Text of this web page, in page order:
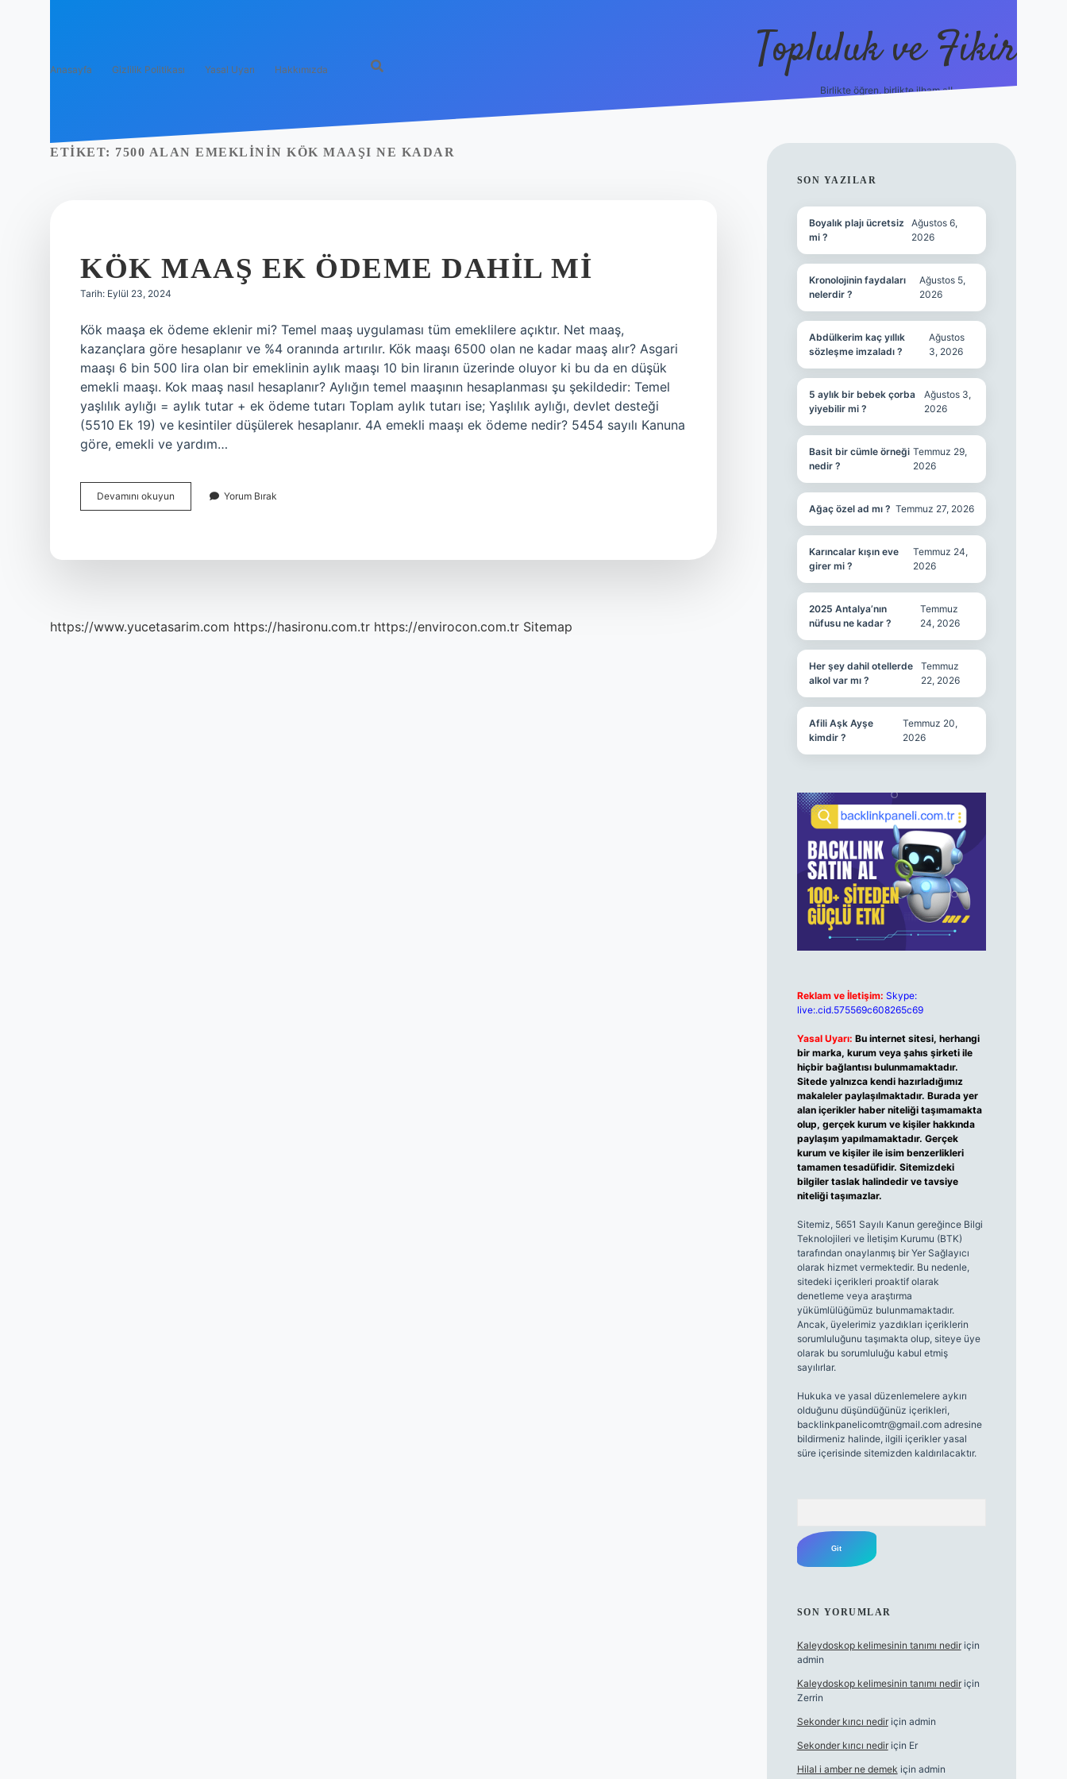
Anasayfa Gizlilik Politikası Yasal Uyarı Hakkımızda Topluluk ve Fikir
Birlikte öğren, birlikte ilham al!
ETIKET: 7500 ALAN EMEKLININ KÖK MAAŞI NE KADAR
KÖK MAAŞ EK ÖDEME DAHIL MI
Tarih: Eylül 23, 2024
Kök maaşa ek ödeme eklenir mi? Temel maaş uygulaması tüm emeklilere açıktır. Net maaş,
kazançlara göre hesaplanır ve %4 oranında artırılır. Kök maaşı 6500 olan ne kadar maaş alır? Asgari
maaşı 6 bin 500 lira olan bir emeklinin aylık maaşı 10 bin liranın üzerinde oluyor ki bu da en düşük
emekli maaşı. Kok maaş nasıl hesaplanır? Aylığın temel maaşının hesaplanması şu şekildedir: Temel
yaşlılık aylığı = aylık tutar + ek ödeme tutarı Toplam aylık tutarı ise; Yaşlılık aylığı, devlet desteği
(5510 Ek 19) ve kesintiler düşülerek hesaplanır. 4A emekli maaşı ek ödeme nedir? 5454 sayılı Kanuna
göre, emekli ve yardım…
Devamını okuyun
Maaş
Yorum Bırak
https://www.yucetasarim.com https://hasironu.com.tr https://envirocon.com.tr Sitemap
SIDEBAR
SON YAZILAR
Boyalık plajı ücretsiz
mi ?
Ağustos 6,
2026
Kronolojinin faydaları
nelerdir ?
Ağustos 5,
2026
Abdülkerim kaç yıllık
sözleşme imzaladı ?
Ağustos
3, 2026
5 aylık bir bebek çorba
yiyebilir mi ?
Ağustos 3,
2026
Basit bir cümle örneği
nedir ?
Temmuz 29,
2026
Ağaç özel ad mı ? Temmuz 27, 2026
Karıncalar kışın eve
girer mi ?
Temmuz 24,
2026
2025 Antalya’nın
nüfusu ne kadar ?
Temmuz
24, 2026
Her şey dahil otellerde
alkol var mı ?
Temmuz
22, 2026
Afili Aşk Ayşe
kimdir ?
Temmuz 20,
2026
Reklam ve İletişim: Skype:
live:.cid.575569c608265c69
Yasal Uyarı: Bu internet sitesi, herhangi
bir marka, kurum veya şahıs şirketi ile
hiçbir bağlantısı bulunmamaktadır.
Sitede yalnızca kendi hazırladığımız
makaleler paylaşılmaktadır. Burada yer
alan içerikler haber niteliği taşımamakta
olup, gerçek kurum ve kişiler hakkında
paylaşım yapılmamaktadır. Gerçek
kurum ve kişiler ile isim benzerlikleri
tamamen tesadüfidir. Sitemizdeki
bilgiler taslak halindedir ve tavsiye
niteliği taşımazlar.
Sitemiz, 5651 Sayılı Kanun gereğince Bilgi
Teknolojileri ve İletişim Kurumu (BTK)
tarafından onaylanmış bir Yer Sağlayıcı
olarak hizmet vermektedir. Bu nedenle,
sitedeki içerikleri proaktif olarak
denetleme veya araştırma
yükümlülüğümüz bulunmamaktadır.
Ancak, üyelerimiz yazdıkları içeriklerin
sorumluluğunu taşımakta olup, siteye üye
olarak bu sorumluluğu kabul etmiş
sayılırlar.
Hukuka ve yasal düzenlemelere aykırı
olduğunu düşündüğünüz içerikleri,
backlinkpanelicomtr@gmail.comadresine
bildirmeniz halinde, ilgili içerikler yasal
süre içerisinde sitemizden kaldırılacaktır.
SON YORUMLAR
Kaleydoskop kelimesinin tanımı nediriçin
admin
Kaleydoskop kelimesinin tanımı nediriçin
Zerrin
Sekonder kırıcı nediriçin admin
Sekonder kırıcı nediriçin Er
Hilal i amber ne demek için admin
grandoperabet